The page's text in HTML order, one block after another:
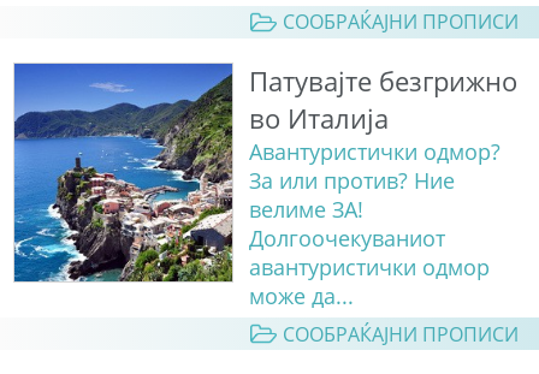
СООБРАЌАЈНИ ПРОПИСИ
Патувајте безгрижно
во Италија
Авантуристички одмор?
За или против? Ние
велиме ЗА!
Долгоочекуваниот
авантуристички одмор
може да...
СООБРАЌАЈНИ ПРОПИСИ